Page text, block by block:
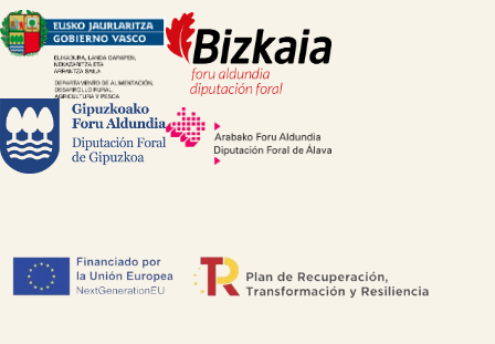
Servicios agricultura
Entidades asociadas
Noticias
Tablón de anuncios